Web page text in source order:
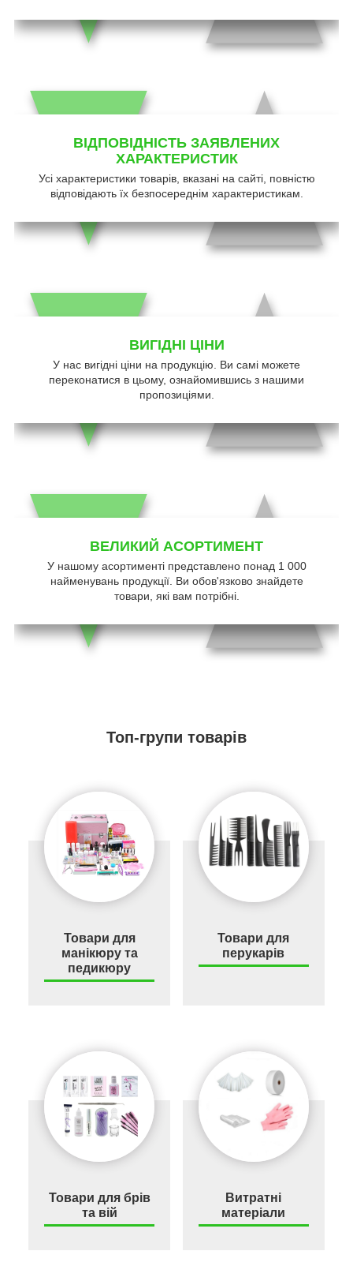
ВІДПОВІДНІСТЬ ЗАЯВЛЕНИХ
ХАРАКТЕРИСТИК
Усі характеристики товарів, вказані на сайті, повністю
відповідають їх безпосереднім характеристикам.
ВИГІДНІ ЦІНИ
У нас вигідні ціни на продукцію. Ви самі можете
переконатися в цьому, ознайомившись з нашими
пропозиціями.
ВЕЛИКИЙ АСОРТИМЕНТ
У нашому асортименті представлено понад 1 000
найменувань продукції. Ви обов'язково знайдете
товари, які вам потрібні.
Топ-групи товарів
Товари для
манікюру та
педикюру
Товари для
перукарів
Товари для брів
та вій
Витратні
матеріали